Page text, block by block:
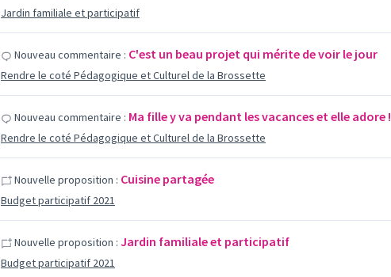
Jardin familiale et participatif
Nouveau commentaire : C'est un beau projet qui mérite de voir le jour
Rendre le coté Pédagogique et Culturel de la Brossette
Nouveau commentaire : Ma fille y va pendant les vacances et elle adore !
Rendre le coté Pédagogique et Culturel de la Brossette
Nouvelle proposition : Cuisine partagée
Budget participatif 2021
Nouvelle proposition : Jardin familiale et participatif
Budget participatif 2021